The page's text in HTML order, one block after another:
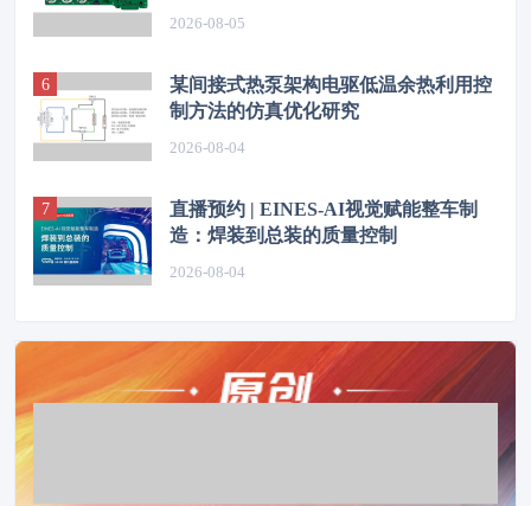
2026-08-05
某间接式热泵架构电驱低温余热利用控
制方法的仿真优化研究
2026-08-04
直播预约 | EINES-AI视觉赋能整车制
造：焊装到总装的质量控制
2026-08-04